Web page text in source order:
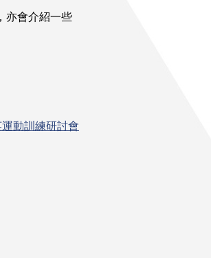
亦會介紹一些
動訓練研討會